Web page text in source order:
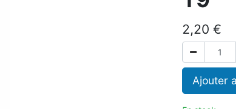
2,20 €
Ajouter